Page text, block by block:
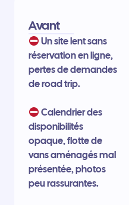
Avant
Un site lent sans
réservation en ligne,
pertes de demandes
de road trip.
Calendrier des
disponibilités
opaque, flotte de
vans aménagés mal
présentée, photos
peu rassurantes.